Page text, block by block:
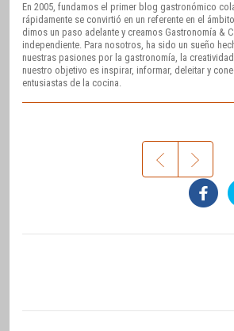
En 2005, fundamos el primer blog gastronómico
rápidamente se convirtió en un referente en el
dimos un paso adelante y creamos Gastronomía &
independiente. Para nosotros, ha sido un sueño
nuestras pasiones por la gastronomía, la
nuestro objetivo es inspirar, informar, deleitar y
entusiastas de la cocina.